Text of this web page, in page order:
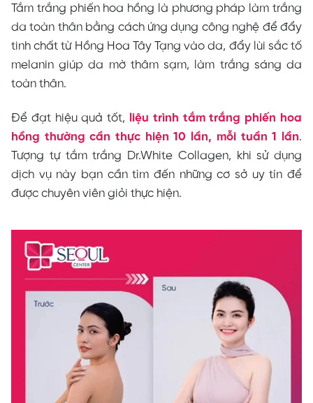
Tắm trắng phiến hoa hồng là phương pháp làm trắng
da toàn thân bằng cách ứng dụng công nghệ để đẩy
tinh chất từ Hồng Hoa Tây Tạng vào da, đẩy lùi sắc tố
melanin giúp da mờ thâm sạm, làm trắng sáng da
toàn thân.
Để đạt hiệu quả tốt,
liệu trình tắm trắng phiến hoa
hồng thường cần thực hiện 10 lần, mỗi tuần 1 lần.
Tượng tự tắm trắng Dr.White Collagen, khi sử dụng
dịch vụ này bạn cần tìm đến những cơ sở uy tín để
được chuyên viên giỏi thực hiện.